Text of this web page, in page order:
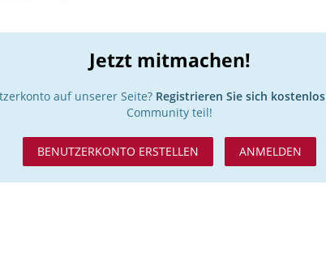
Jetzt mitmachen!
auf unserer Seite? Registrieren Sie sich kostenlos
Community teil!
BENUTZERKONTO ERSTELLEN ANMELDEN